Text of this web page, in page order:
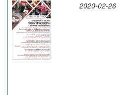
2020-02-26